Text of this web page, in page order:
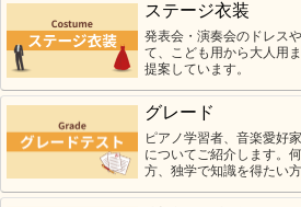
ステージ衣装
発表会・演奏会のドレス
て、こども用から大人用
提案しています。
グレード
ピアノ学習者、音楽愛好
についてご紹介します。
方、独学で知識を得たい方